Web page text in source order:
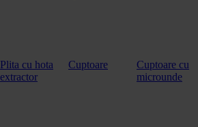
Plita cu hota
extractor
Cuptoare
Cuptoare cu
microunde